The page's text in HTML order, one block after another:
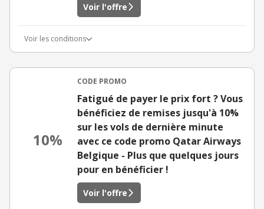
Voir l'offre
Voir les conditions
10%
CODE PROMO
Fatigué de payer le prix fort ? Vous
bénéficiez de remises jusqu'à 10%
sur les vols de dernière minute
avec ce code promo Qatar Airways
Belgique - Plus que quelques jours
pour en bénéficier !
Voir l'offre